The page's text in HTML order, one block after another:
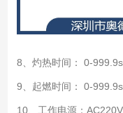
8、灼热时间： 0-
9、起燃时间： 0-
10、工作电源：